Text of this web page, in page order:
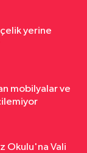
çelik yerine
mobilyalar ve
Okulu'na Vali